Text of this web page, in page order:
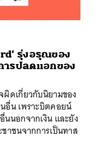
รุ่งอรุณของ
ารปลดแอกของ
ดเกี่ยวกับนิยามของ
อื่น เพราะบิตคอยน์
นอกจากเงิน และยัง
าชนจากการเป็นทาส